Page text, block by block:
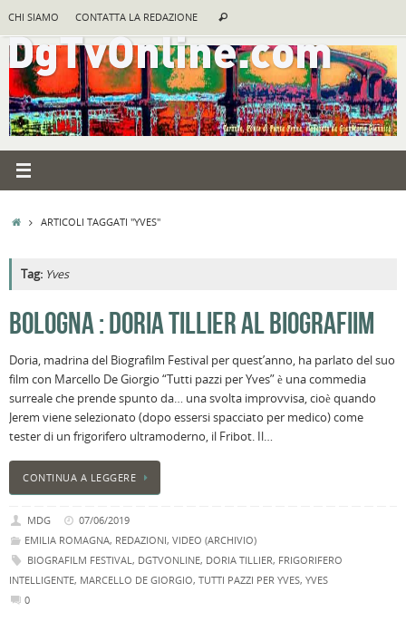
contenuto
CHI SIAMO CONTATTA LA REDAZIONE Cerca
HOMEARTICOLI TAGGATI "YVES"
Tag: Yves
BOLOGNA : DORIA TILLIER AL BIOGRAFIIM
Doria, madrina del Biografilm Festival per quest’anno, ha parlato del suo
film con Marcello De Giorgio “Tutti pazzi per Yves” è una commedia
surreale che prende spunto da… una svolta improvvisa, cioè quando
Jerem viene selezionato (dopo essersi spacciato per medico) come
tester di un frigorifero ultramoderno, il Fribot. Il…
CONTINUA A LEGGERE
MDG
07/06/2019
EMILIA ROMAGNA, REDAZIONI, VIDEO (ARCHIVIO)
BIOGRAFILM FESTIVAL, DGTVONLINE, DORIA TILLIER, FRIGORIFERO
INTELLIGENTE, MARCELLO DE GIORGIO, TUTTI PAZZI PER YVES, YVES
0